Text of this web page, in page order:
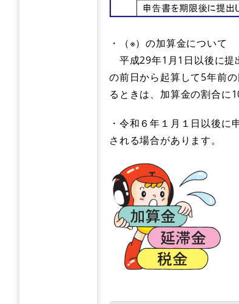
・（※）の加算金について
平成29年1月1日以後に提
の前日から起算して5年前
るときは、加算金の割合に
・令和６年１月１日以後
される場合があります。